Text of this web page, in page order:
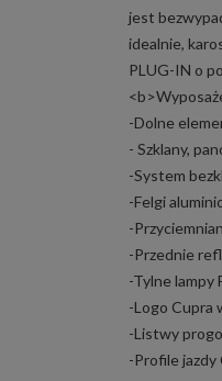
jest
idealnie,
PLUG-IN o
-Dolne
- Szklany,
-System
-Felgi
-
-Przednie
-Tylne lampy
-Logo Cupra
-Listwy
-Profile jazdy